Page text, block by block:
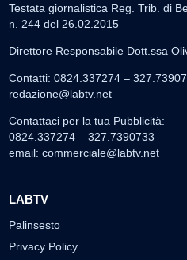
Testata giornalistica Reg. Trib. di
n. 244 del 26.02.2015
Direttore Responsabile Dott.ssa
Contatti: 0824.337274 –
redazione@labtv.net
Contattaci per la tua Pubblicità:
0824.337274 – 327.7390733
email: commerciale@labtv.net
LABTV
Palinsesto
Privacy Policy